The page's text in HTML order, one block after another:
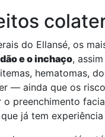
do Ellansé, os
e o inchaço,
hematomas,
— ainda que os
o preenchimento
já tem